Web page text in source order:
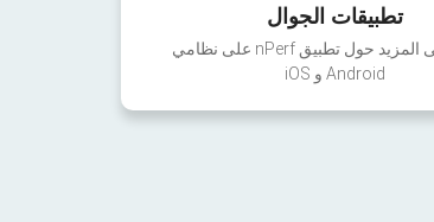
تطبيقات الجوال
تعرف على المزيد حول تطبيق nPerf على نظامي
Android و iOS